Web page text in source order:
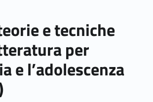
e tecniche
per
e l’adolescenza